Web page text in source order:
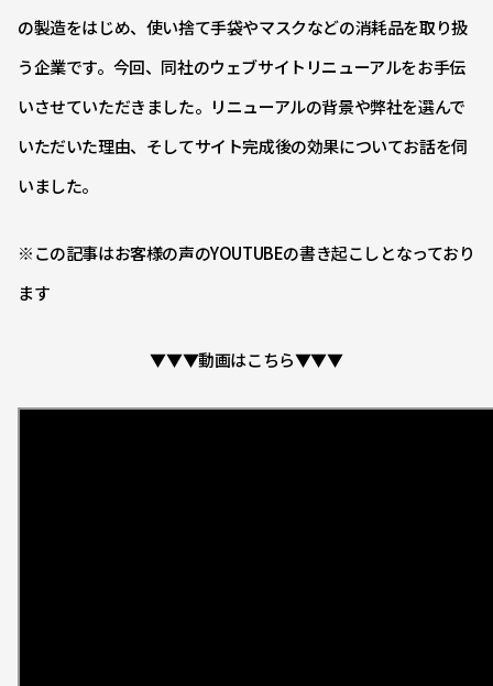
の製造をはじめ、使い捨て手袋やマスクなどの消耗品を取り扱
う企業です。今回、同社のウェブサイトリニューアルをお手伝
いさせていただきました。リニューアルの背景や弊社を選んで
いただいた理由、そしてサイト完成後の効果についてお話を伺
いました。
※この記事はお客様の声のYOUTUBEの書き起こしとなっており
ます
▼▼▼動画はこちら▼▼▼